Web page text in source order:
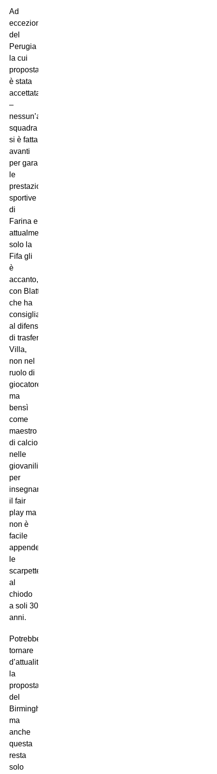
Ad
eccezione
del
Perugia –
la cui
proposta non
è stata
accettata
–
nessun’altra
squadra
si è fatta
avanti
per garantirsi
le
prestazioni
sportive
di
Farina e
attualmente
solo la
Fifa gli
è
accanto,
con Blatter
che ha
consigliato
al difensore
di trasferirsi all’Aston
Villa,
non nel
ruolo di
giocatore
ma
bensì
come
maestro
di calcio
nelle
giovanili,
per
insegnare
il fair
play ma
non è
facile
appendere
le
scarpette
al
chiodo
a soli 30
anni.
Potrebbe
tornare
d’attualità
la
proposta
del
Birmingham
ma
anche
questa
resta
solo